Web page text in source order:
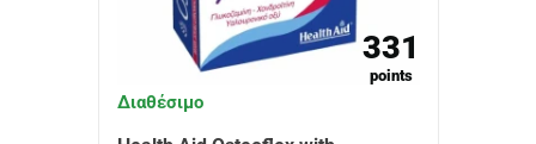
331
points
Διαθέσιμο